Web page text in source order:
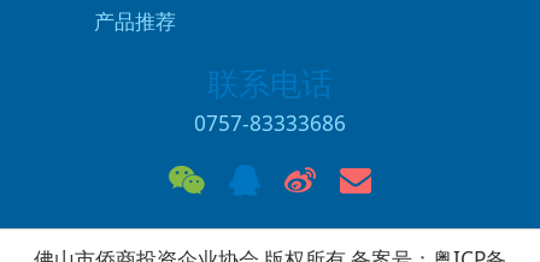
产品推荐
联系电话
0757-83333686